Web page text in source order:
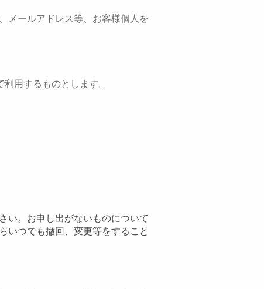
メールアドレス等、お客様個人を
用するものとします。
い。お申し出がないものについて
いつでも撤回、変更等をすること